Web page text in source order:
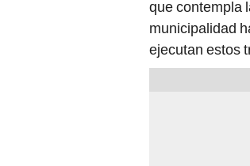
que contempla
municipalidad
ejecutan estos